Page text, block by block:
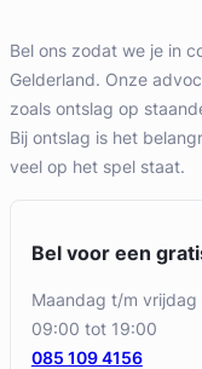
Bel ons zodat we je in
Gelderland. Onze
zoals ontslag op
Bij ontslag is het
veel op het spel staat.
Bel voor een
maandag t/m vrijdag
09:00 tot 19:00
085 109 4156